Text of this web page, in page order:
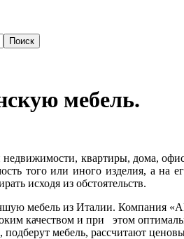
мебель.
недвижимости, квартиры, дома,
того или иного изделия, а на
исходя из обстоятельств.
мебель из Италии. Компания
качеством и при этом
подберут мебель, рассчитают